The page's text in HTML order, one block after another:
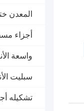
المعدن
أجزاء
واسعة
سبليت
تشكيله